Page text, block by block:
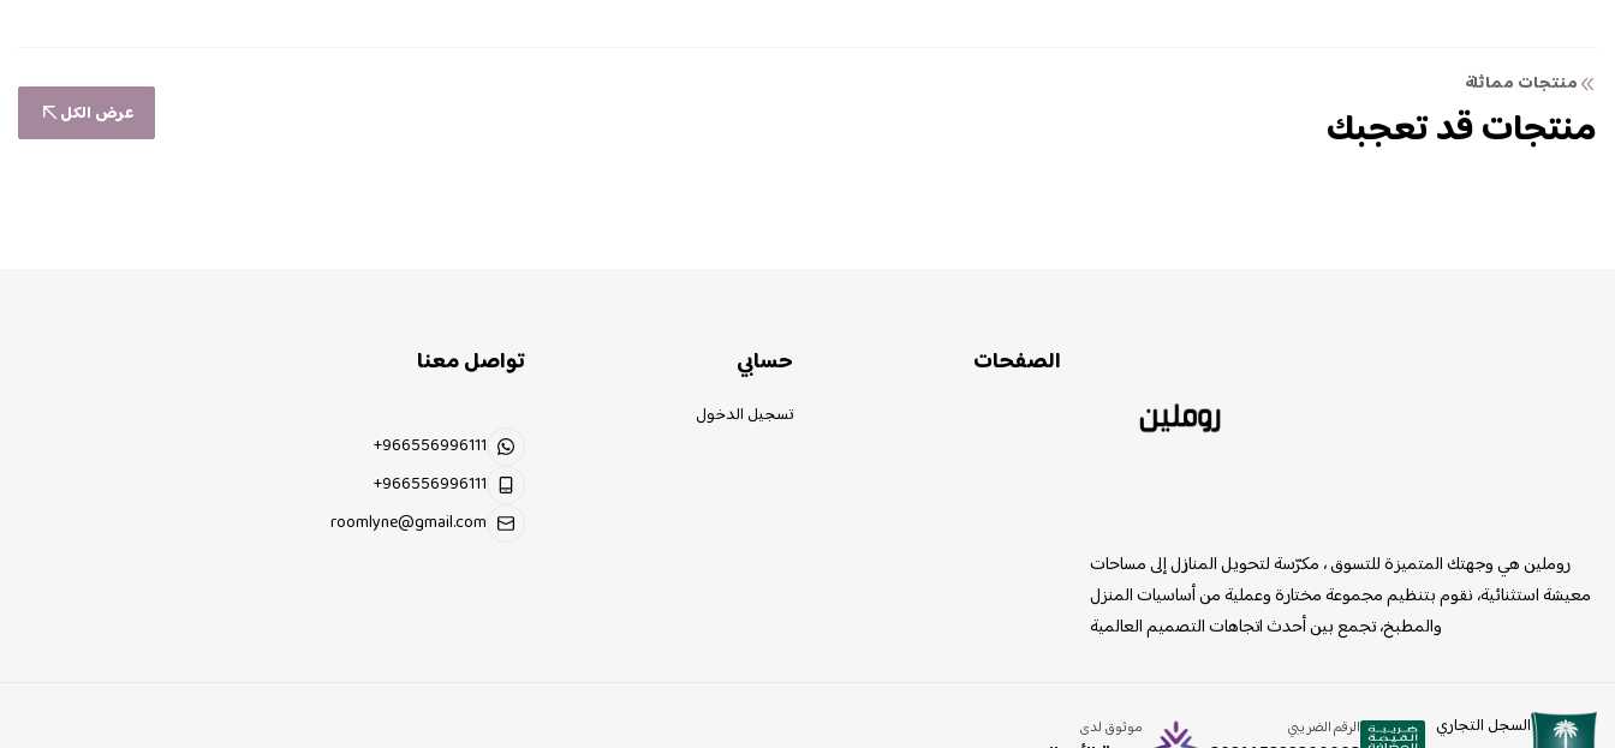
منتجات مماثلة
منتجات قد تعجبك عرض الكل
روملين هي وجهتك المتميزة للتسوق ، مكرّسة لتحويل المنازل إلى مساحات
معيشة استثنائية، نقوم بتنظيم مجموعة مختارة وعملية من أساسيات المنزل
والمطبخ، تجمع بين أحدث اتجاهات التصميم العالمية
الصفحات حسابي
تسجيل الدخول
تواصل معنا
+966556996111
+966556996111
roomlyne@gmail.com
السجل التجاري
الرقم الضريبي موثوق لدى